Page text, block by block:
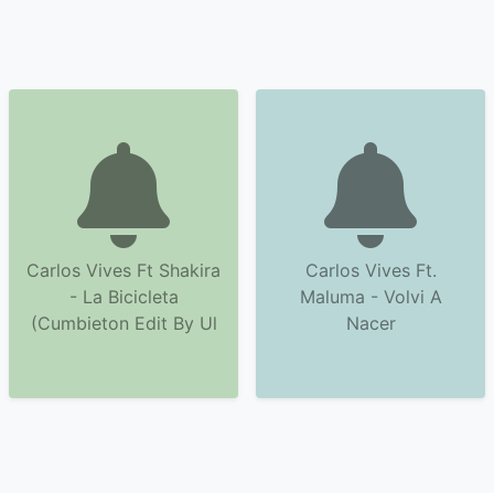
Carlos Vives Ft Shakira
- La Bicicleta
(Cumbieton Edit By Ul
Carlos Vives Ft.
Maluma - Volvi A
Nacer